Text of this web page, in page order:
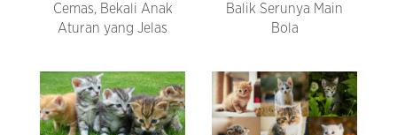
Cemas, Bekali Anak
Aturan yang Jelas
Balik Serunya Main
Bola